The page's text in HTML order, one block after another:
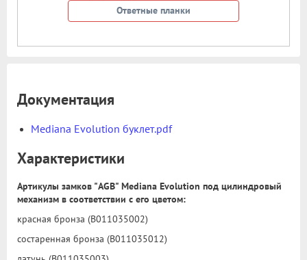
Ответные планки
Документация
Mediana Evolution буклет.pdf
Характеристики
Артикулы замков "AGB" Mediana Evolution под цилиндровый
механизм в соответствии с его цветом:
красная бронза (B011035002)
состаренная бронза (B011035012)